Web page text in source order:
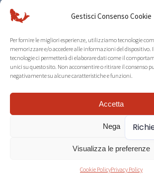
Gestisci Consenso Cookie
Per fornire le migliori esperienze, utilizziamo tecnologie
memorizzare e/o accedere alle informazioni del dispositivo.
tecnologie ci permetterà di elaborare dati come il
unici su questo sito. Non acconsentire o ritirare il consenso
negativamente su alcune caratteristiche e funzioni.
Accetta
Nega
Visualizza le preferenze
Cookie PolicyPrivacy Policy
PRIVACY POLICY
COOKIE POLICY
© Copyright 2026 | Koi Farm Riccò |
Reserved |Credits